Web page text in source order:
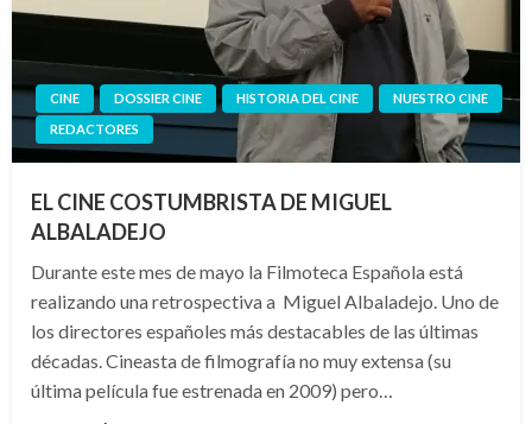
CINE DOSSIER CINE HISTORIA DEL CINE
NUESTRO CINE
REDACTORES
EL CINE COSTUMBRISTA DE MIGUEL
ALBALADEJO
Durante este mes de mayo la Filmoteca Española está
realizando una retrospectiva a Miguel Albaladejo. Uno de
los directores españoles más destacables de las últimas
décadas. Cineasta de filmografía no muy extensa (su
última película fue estrenada en 2009) pero…